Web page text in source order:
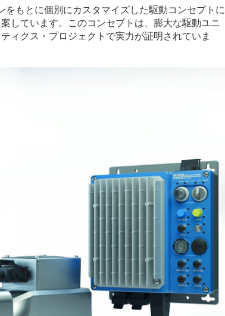
をもとに個別にカスタマイズした駆動コンセプトに
しています。このコンセプトは、膨大な駆動ユニ
ィクス・プロジェクトで実力が証明されていま